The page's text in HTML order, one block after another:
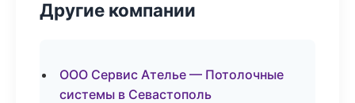
Другие компании
ООО Сервис Ателье — Потолочные
системы в Севастополь